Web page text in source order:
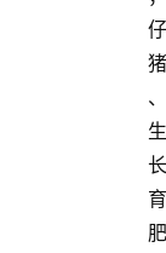
仔
猪
、
生
长
育
肥